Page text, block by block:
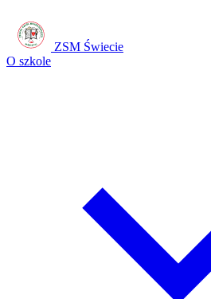
ZSM Świecie
O szkole